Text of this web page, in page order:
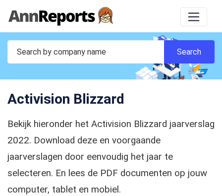
Activision Blizzard
Bekijk hieronder het Activision Blizzard jaarverslag
2022. Download deze en voorgaande
jaarverslagen door eenvoudig het jaar te
selecteren. En lees de PDF documenten op jouw
computer, tablet en mobiel.